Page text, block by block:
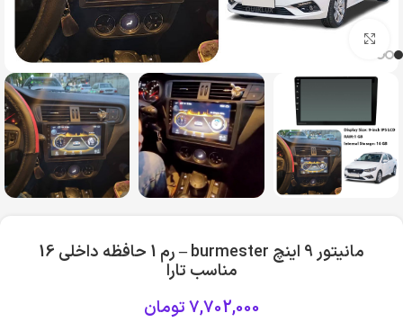
مانیتور 9 اینچ burmester – رم 1 حافظه داخلی 16
مناسب تارا
7,702,000تومان